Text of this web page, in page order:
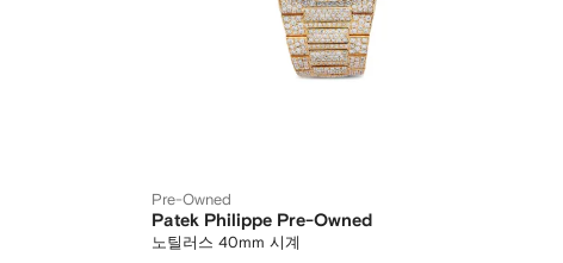
Pre-Owned
Patek Philippe Pre-Owned
노틸러스 40mm 시계